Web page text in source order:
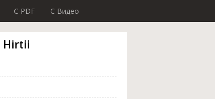
C PDF C Видео
Hirtii